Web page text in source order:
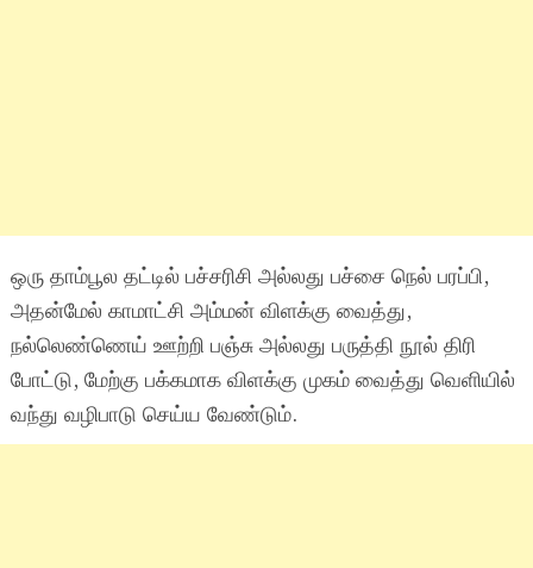
ஒரு தாம்பூல தட்டில் பச்சரிசி அல்லது பச்சை நெல் பரப்பி,
அதன்மேல் காமாட்சி அம்மன் விளக்கு வைத்து,
நல்லெண்ணெய் ஊற்றி பஞ்சு அல்லது பருத்தி நூல் திரி
போட்டு, மேற்கு பக்கமாக விளக்கு முகம் வைத்து வெளியில்
வந்து வழிபாடு செய்ய வேண்டும்.